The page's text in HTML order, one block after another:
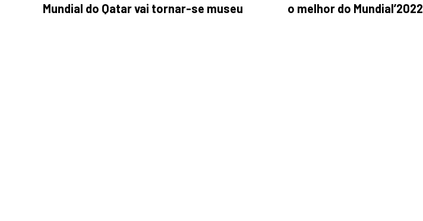
Mundial do Qatar vai tornar-se museu
o melhor do Mundial’2022